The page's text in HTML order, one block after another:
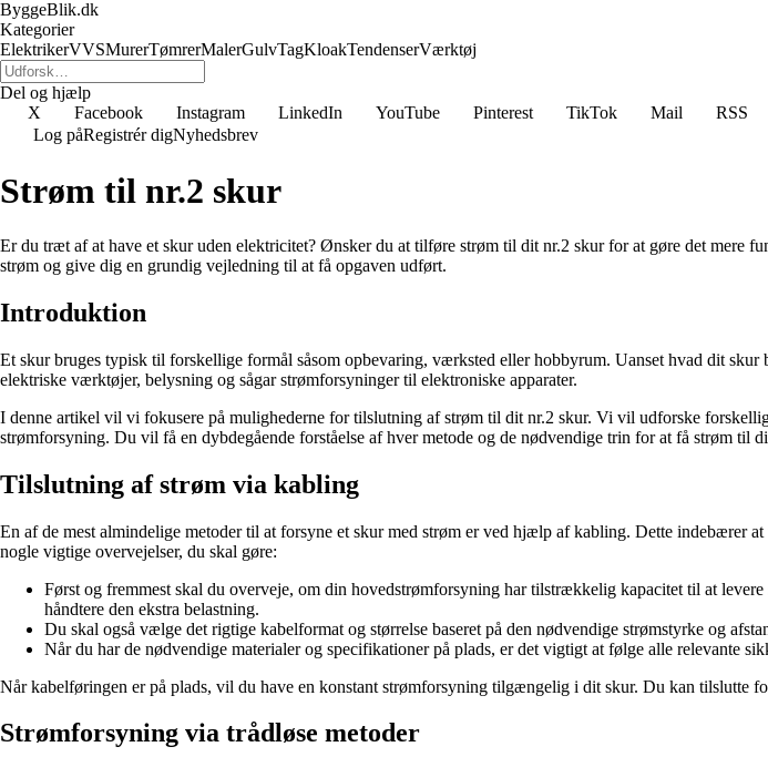
ByggeBlik.dk
Kategorier
ElektrikerVVSMurerTømrerMalerGulvTagKloakTendenserVærktøj
Del og hjælp
X
Facebook Instagram LinkedIn YouTube Pinterest TikTok Mail
RSS
Log påRegistrér digNyhedsbrev
Strøm til nr.2 skur
Er du træt af at have et skur uden elektricitet? Ønsker du at tilføre strøm til dit nr.2 skur for at gøre det
strøm og give dig en grundig vejledning til at få opgaven udført.
Introduktion
Et skur bruges typisk til forskellige formål såsom opbevaring, værksted eller hobbyrum. Uanset hvad dit
elektriske værktøjer, belysning og sågar strømforsyninger til elektroniske apparater.
I denne artikel vil vi fokusere på mulighederne for tilslutning af strøm til dit nr.2 skur. Vi vil udforske
strømforsyning. Du vil få en dybdegående forståelse af hver metode og de nødvendige trin for at få strøm til
Tilslutning af strøm via kabling
En af de mest almindelige metoder til at forsyne et skur med strøm er ved hjælp af kabling. Dette indebærer
nogle vigtige overvejelser, du skal gøre:
Først og fremmest skal du overveje, om din hovedstrømforsyning har tilstrækkelig kapacitet til at
håndtere den ekstra belastning.
Du skal også vælge det rigtige kabelformat og størrelse baseret på den nødvendige strømstyrke og
Når du har de nødvendige materialer og specifikationer på plads, er det vigtigt at følge alle relevante
Når kabelføringen er på plads, vil du have en konstant strømforsyning tilgængelig i dit skur. Du kan tilslutte
Strømforsyning via trådløse metoder